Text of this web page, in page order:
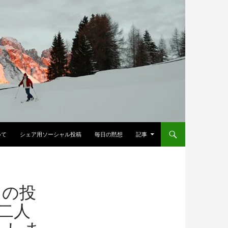
シェア用ソーシャル投稿 毎日の黙想 記事
投
人